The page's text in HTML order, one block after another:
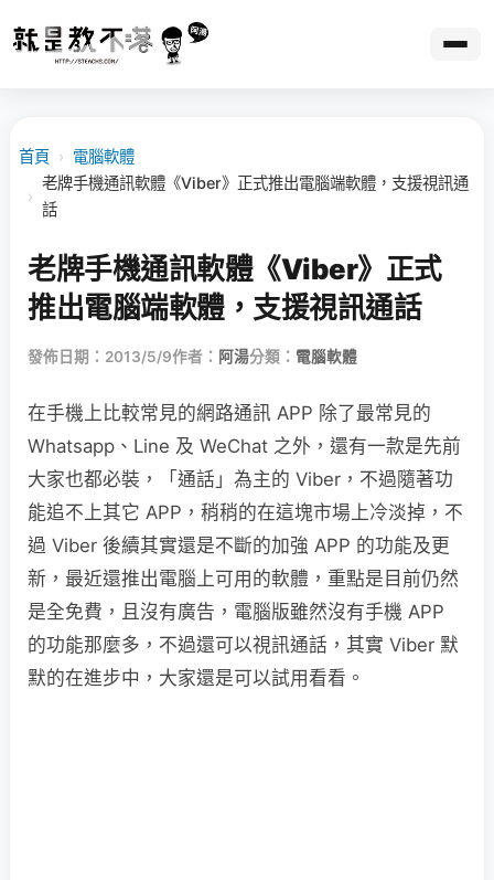
首頁 › 電腦軟體
›
老牌手機通訊軟體《Viber》正式推出電腦端軟體，支援視訊通
話
老牌手機通訊軟體《Viber》正式
推出電腦端軟體，支援視訊通話
發佈日期：2013/5/9作者： 阿湯分類： 電腦軟體
在手機上比較常見的網路通訊 APP 除了最常見的
Whatsapp、Line 及 WeChat 之外，還有一款是先前
大家也都必裝，「通話」為主的 Viber，不過隨著功
能追不上其它 APP，稍稍的在這塊市場上冷淡掉，不
過 Viber 後續其實還是不斷的加強 APP 的功能及更
新，最近還推出電腦上可用的軟體，重點是目前仍然
是全免費，且沒有廣告，電腦版雖然沒有手機 APP
的功能那麼多，不過還可以視訊通話，其實 Viber 默
默的在進步中，大家還是可以試用看看。